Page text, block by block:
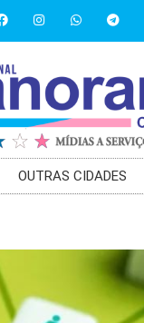
OUTRAS CIDADES